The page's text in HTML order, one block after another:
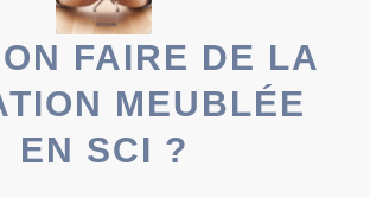
FAIRE DE LA
MEUBLÉE
EN SCI ?